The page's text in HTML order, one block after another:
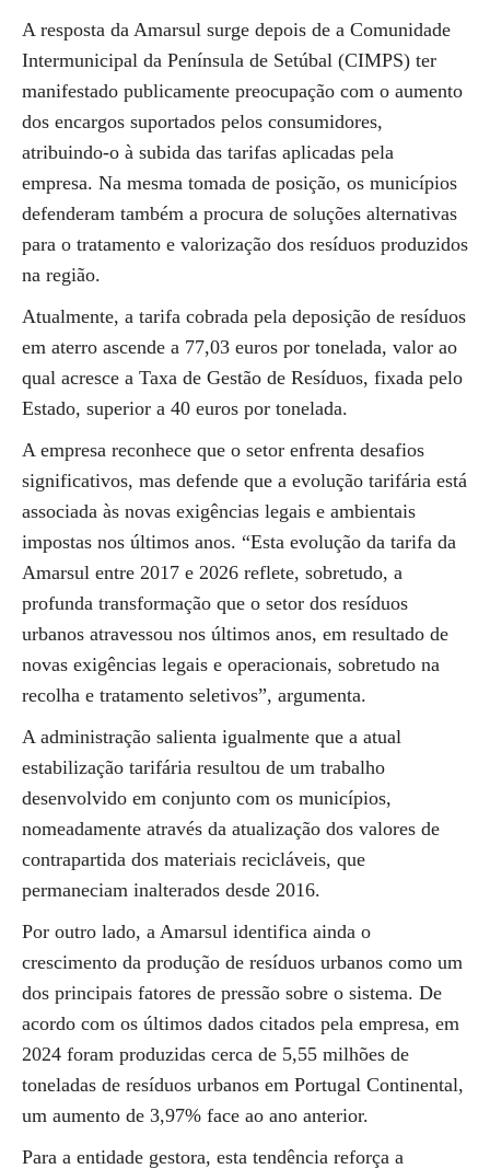
A resposta da Amarsul surge depois de a Comunidade
Intermunicipal da Península de Setúbal (CIMPS) ter
manifestado publicamente preocupação com o aumento
dos encargos suportados pelos consumidores,
atribuindo-o à subida das tarifas aplicadas pela
empresa. Na mesma tomada de posição, os municípios
defenderam também a procura de soluções alternativas
para o tratamento e valorização dos resíduos produzidos
na região.
Atualmente, a tarifa cobrada pela deposição de resíduos
em aterro ascende a 77,03 euros por tonelada, valor ao
qual acresce a Taxa de Gestão de Resíduos, fixada pelo
Estado, superior a 40 euros por tonelada.
A empresa reconhece que o setor enfrenta desafios
significativos, mas defende que a evolução tarifária está
associada às novas exigências legais e ambientais
impostas nos últimos anos. “Esta evolução da tarifa da
Amarsul entre 2017 e 2026 reflete, sobretudo, a
profunda transformação que o setor dos resíduos
urbanos atravessou nos últimos anos, em resultado de
novas exigências legais e operacionais, sobretudo na
recolha e tratamento seletivos”, argumenta.
A administração salienta igualmente que a atual
estabilização tarifária resultou de um trabalho
desenvolvido em conjunto com os municípios,
nomeadamente através da atualização dos valores de
contrapartida dos materiais recicláveis, que
permaneciam inalterados desde 2016.
Por outro lado, a Amarsul identifica ainda o
crescimento da produção de resíduos urbanos como um
dos principais fatores de pressão sobre o sistema. De
acordo com os últimos dados citados pela empresa, em
2024 foram produzidas cerca de 5,55 milhões de
toneladas de resíduos urbanos em Portugal Continental,
um aumento de 3,97% face ao ano anterior.
Para a entidade gestora, esta tendência reforça a